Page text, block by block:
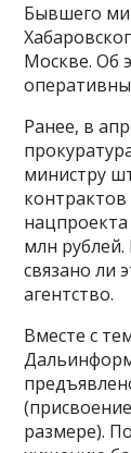
Бывшего
Москве. Об
Ранее, в
министру
млн
связано ли
агентство.
Вместе с
размере).